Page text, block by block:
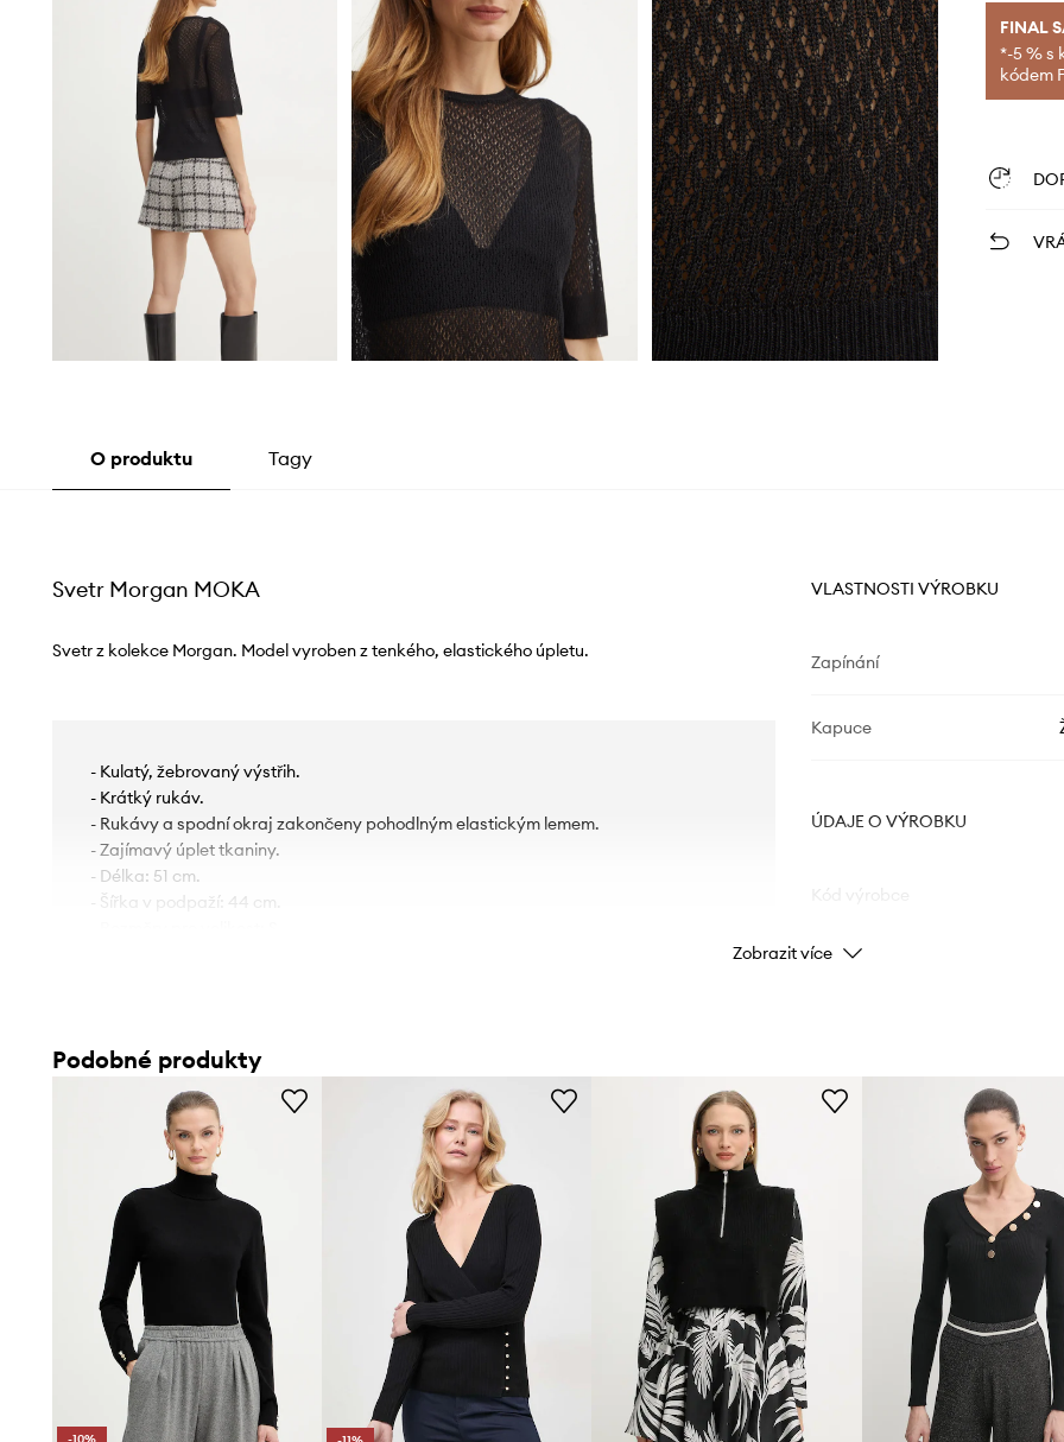
FINAL
*-5 % s
kódem
O produktu Tagy
Svetr Morgan MOKA
Svetr z kolekce Morgan. Model vyroben z tenkého, elastického úpletu.
- Kulatý, žebrovaný výstřih.
- Krátký rukáv.
- Rukávy a spodní okraj zakončeny pohodlným elastickým lemem.
- Zajímavý úplet tkaniny.
- Délka: 51 cm.
- Šířka v podpaží: 44 cm.
VLASTNOSTI VÝROBKU
Zapínání
Kapuce
ÚDAJE O VÝROBKU
Barva
Výrobce
Zobrazit více
Podobné produkty
-10%